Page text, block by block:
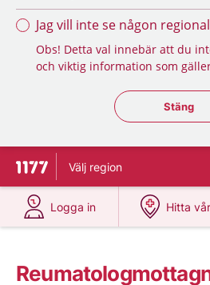
Jag vill inte se någon
Obs! Detta val innebär att du
och viktig information som
Stäng
Stäng
Till startsidan för 1177
Välj region
Logga in
på 1177.se
Hitta
på